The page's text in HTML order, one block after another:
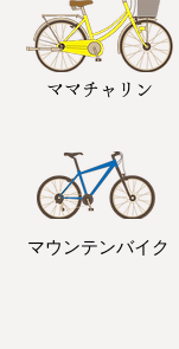
ママチャリン
マウンテンバイク